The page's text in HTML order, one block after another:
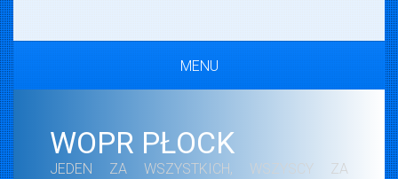
MENU
WOPR PŁOCK
JEDEN ZA WSZYSTKICH, WSZYSCY ZA